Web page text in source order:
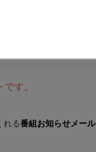
す。
れる番組お知らせメール